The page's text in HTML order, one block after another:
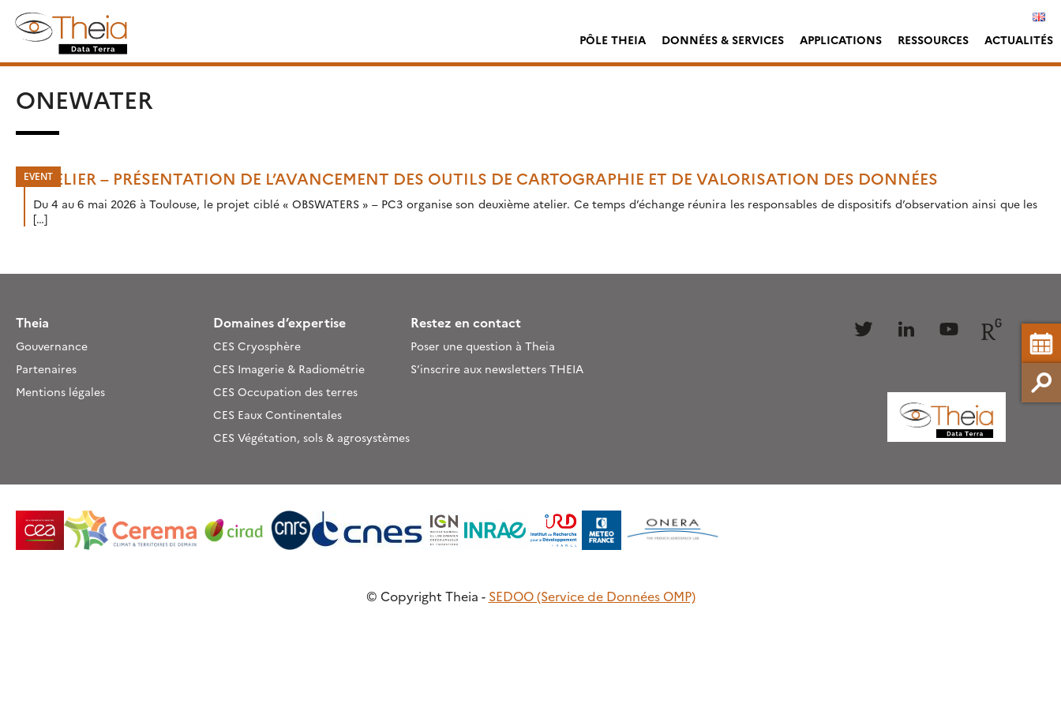
content
PÔLE THEIA DONNÉES & SERVICES APPLICATIONS RESSOURCES ACTUALITÉS
ONEWATER
ATELIER – PRÉSENTATION DE L’AVANCEMENT DES OUTILS DE CARTOGRAPHIE ET DE VALORISATION DES DONNÉES
Du 4 au 6 mai 2026 à Toulouse, le projet ciblé « OBSWATERS » – PC3 organise son deuxième atelier. Ce temps d’échange réunira les responsables de dispositifs d’observation ainsi que les
[…]
Theia
Gouvernance
Partenaires
Mentions légales
Domaines d’expertise
CES Cryosphère
CES Imagerie & Radiométrie
CES Occupation des terres
CES Eaux Continentales
CES Végétation, sols & agrosystèmes
Restez en contact
Poser une question à Theia
S’inscrire aux newsletters THEIA
Follow Follow
© Copyright Theia - SEDOO (Service de Données OMP)